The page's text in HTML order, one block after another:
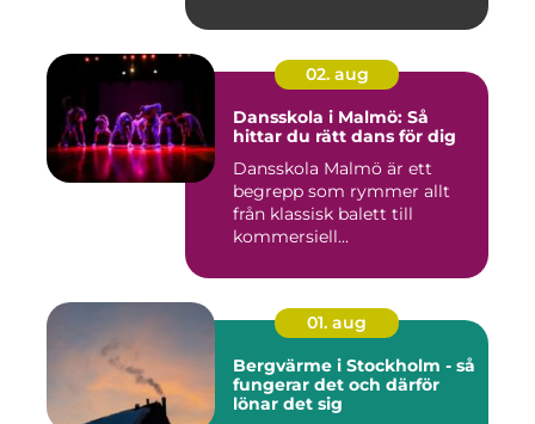
02. aug
Dansskola i Malmö: Så
hittar du rätt dans för dig
Dansskola Malmö är ett
begrepp som rymmer allt
från klassisk balett till
kommersiell...
01. aug
Bergvärme i Stockholm - så
fungerar det och därför
lönar det sig